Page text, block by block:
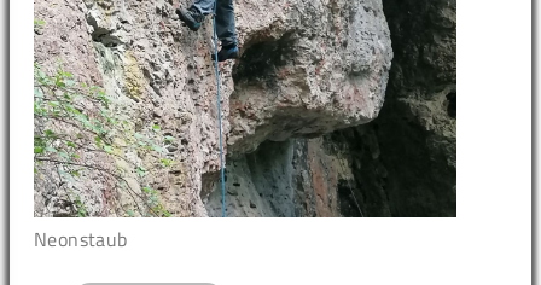
Neonstaub